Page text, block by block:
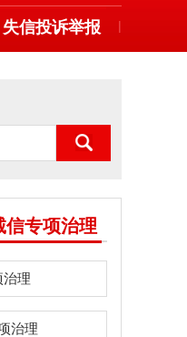
失信投诉举报 |
信专项治理
治理
治理